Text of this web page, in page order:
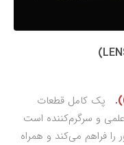
پک کامل قطعات
و سرگرم‌کننده است
فراهم می‌کند و همراه